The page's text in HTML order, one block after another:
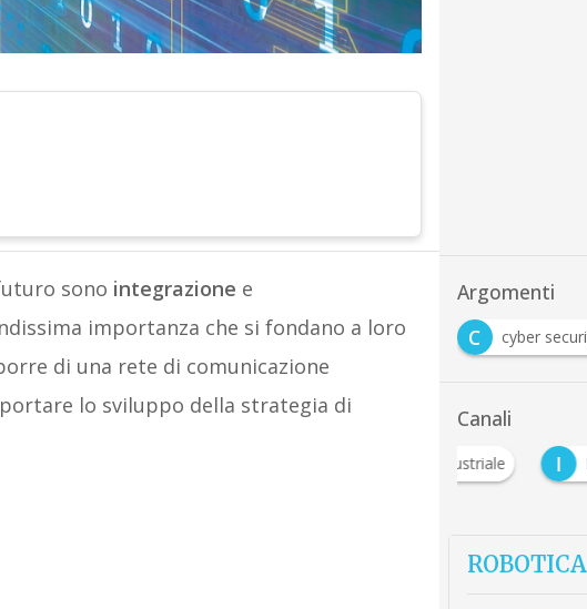
sono integrazione e
importanza che si fondano a loro
di una rete di comunicazione
lo sviluppo della strategia di
Argomenti
C
cyber
Canali
Automazione industriale I
ROBOTICA